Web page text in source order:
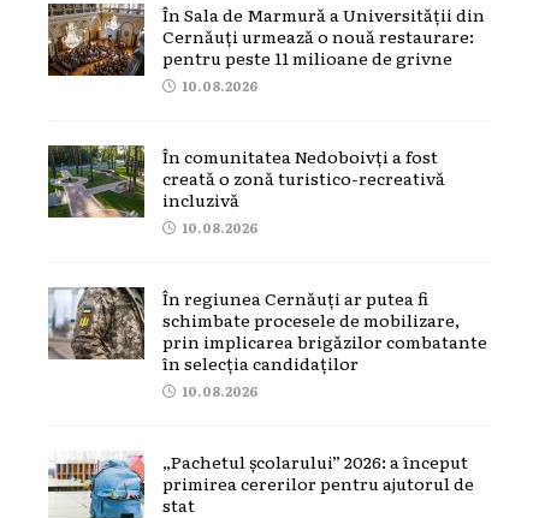
În Sala de Marmură a Universității din
Cernăuți urmează o nouă restaurare:
pentru peste 11 milioane de grivne
10.08.2026
În comunitatea Nedoboivți a fost
creată o zonă turistico-recreativă
incluzivă
10.08.2026
În regiunea Cernăuți ar putea fi
schimbate procesele de mobilizare,
prin implicarea brigăzilor combatante
în selecția candidaților
10.08.2026
„Pachetul școlarului” 2026: a început
primirea cererilor pentru ajutorul de
stat